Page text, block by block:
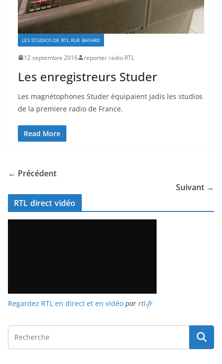
LES STUDIOS DE RTL RUE BAYARD
12 septembre 2016 reporter radio RTL
Les enregistreurs Studer
Les magnétophones Studer équipaient jadis les studios
de la premiere radio de France.
Read More
← Précédent
Suivant →
RTL direct vidéo
Regardez RTL en direct et en vidéo par rtl-fr